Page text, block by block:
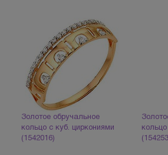
Золотое обручальное
кольцо с куб. циркониями
(1542016)